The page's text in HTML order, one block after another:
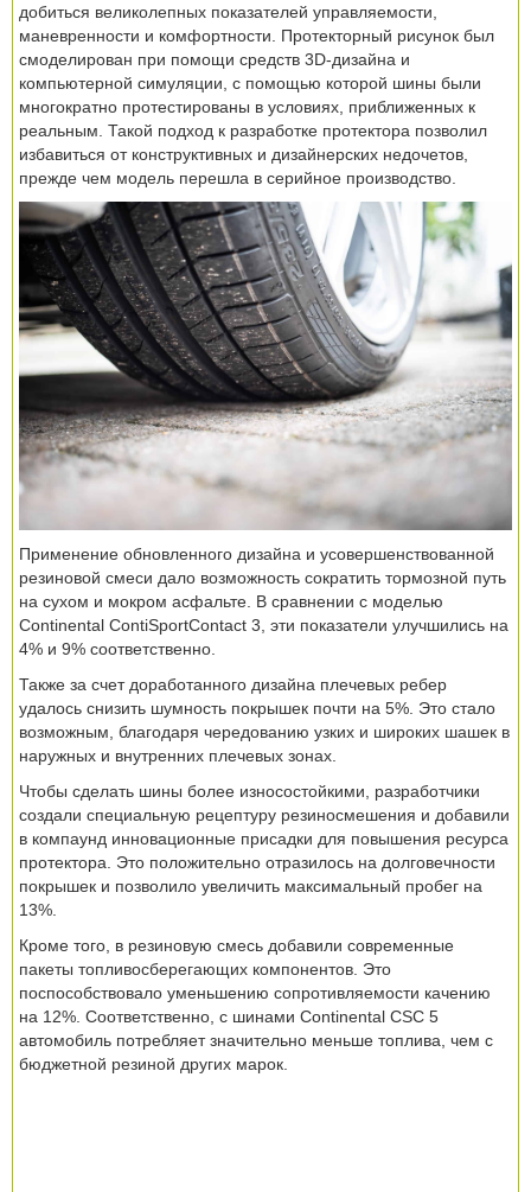
добиться великолепных показателей управляемости,
маневренности и комфортности. Протекторный рисунок был
смоделирован при помощи средств 3D-дизайна и
компьютерной симуляции, с помощью которой шины были
многократно протестированы в условиях, приближенных к
реальным. Такой подход к разработке протектора позволил
избавиться от конструктивных и дизайнерских недочетов,
прежде чем модель перешла в серийное производство.
Применение обновленного дизайна и усовершенствованной
резиновой смеси дало возможность сократить тормозной путь
на сухом и мокром асфальте. В сравнении с моделью
Continental ContiSportContact 3, эти показатели улучшились на
4% и 9% соответственно.
Также за счет доработанного дизайна плечевых ребер
удалось снизить шумность покрышек почти на 5%. Это стало
возможным, благодаря чередованию узких и широких шашек в
наружных и внутренних плечевых зонах.
Чтобы сделать шины более износостойкими, разработчики
создали специальную рецептуру резиносмешения и добавили
в компаунд инновационные присадки для повышения ресурса
протектора. Это положительно отразилось на долговечности
покрышек и позволило увеличить максимальный пробег на
13%.
Кроме того, в резиновую смесь добавили современные
пакеты топливосберегающих компонентов. Это
поспособствовало уменьшению сопротивляемости качению
на 12%. Соответственно, с шинами Continental CSC 5
автомобиль потребляет значительно меньше топлива, чем с
бюджетной резиной других марок.